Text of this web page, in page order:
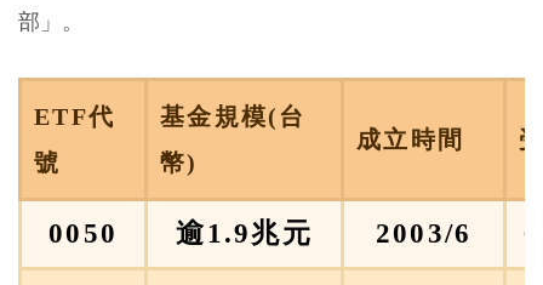
部」。
ETF代
號
基金規模(台
幣)
成立時間
0050 逾1.9兆元 2003/6